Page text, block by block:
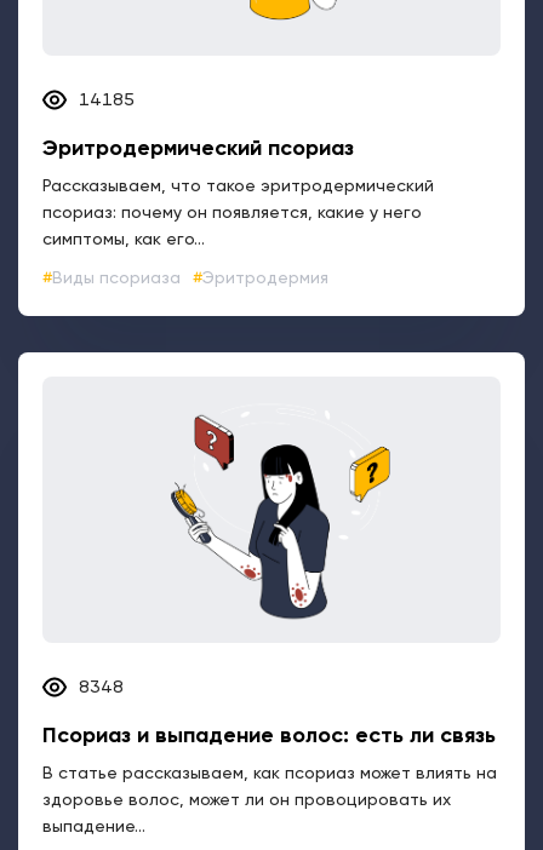
14185
Эритродермический псориаз
Рассказываем, что такое эритродермический
псориаз: почему он появляется, какие у него
симптомы, как его...
Виды псориаза Эритродермия
8348
Псориаз и выпадение волос: есть ли связь
В статье рассказываем, как псориаз может влиять на
здоровье волос, может ли он провоцировать их
выпадение...